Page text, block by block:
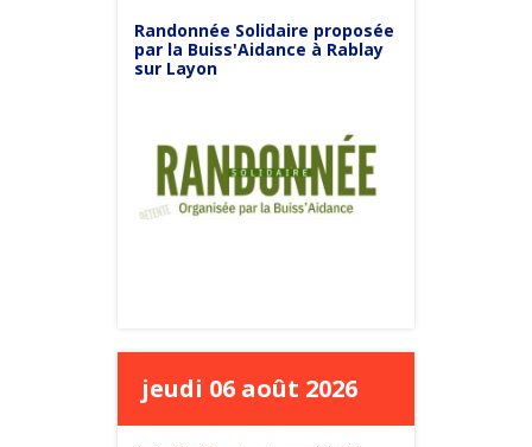
Randonnée Solidaire proposée
par la Buiss'Aidance à Rablay
sur Layon
jeudi 06 août 2026